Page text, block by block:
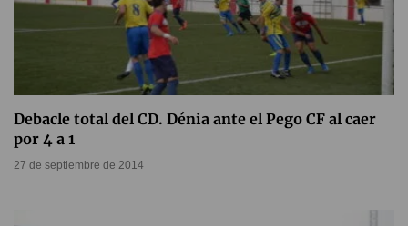
Debacle total del CD. Dénia ante el Pego CF al caer
por 4 a 1
27 de septiembre de 2014